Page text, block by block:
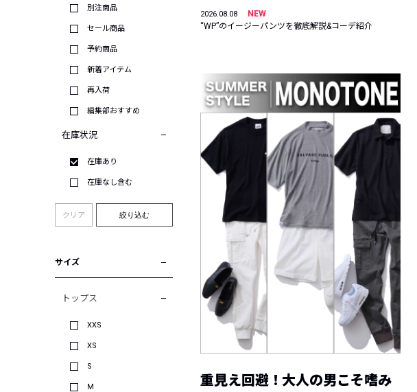
別注商品
セール商品
予約商品
新着アイテム
再入荷
編集部おすすめ
在庫状況
在庫あり
在庫なし含む
クリア 絞り込む
サイズ
トップス
XXS
XS
S
M
2026.08.08
NEW
“WP”のイージーパンツを徹底解説&コーデ紹介
重見え回避！大人の男こそ嗜み